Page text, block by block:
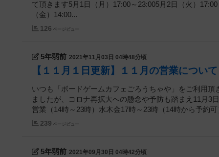
て頂きます5月1日（月）17:00～23:005月2日（火）
（金）14:00...
126 ページビュー
5年弱前 2021年11月03日 04時48分頃
【１１月１日更新】１１月の営業について
いつも「ボードゲームカフェごろうちゃや」をご利用
ましたが、コロナ再拡大への懸念や予防も踏まえ11月3
営業（14時～23時）水木金17時～23時（14時から予約可
239 ページビュー
5年弱前 2021年09月30日 04時42分頃